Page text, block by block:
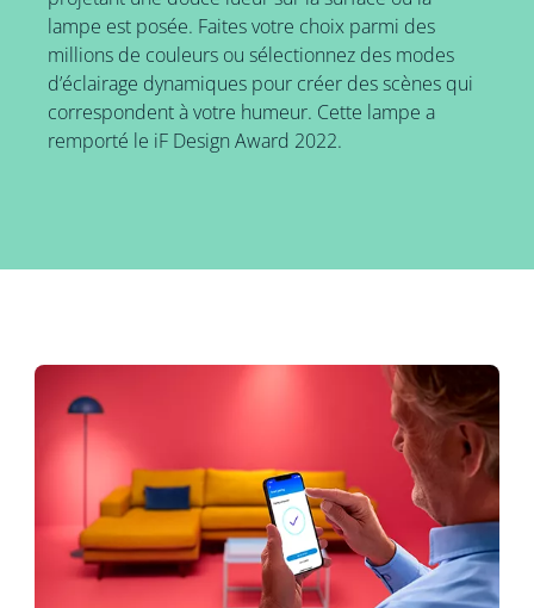
lampe est posée. Faites votre choix parmi des
millions de couleurs ou sélectionnez des modes
d’éclairage dynamiques pour créer des scènes qui
correspondent à votre humeur. Cette lampe a
remporté le iF Design Award 2022.